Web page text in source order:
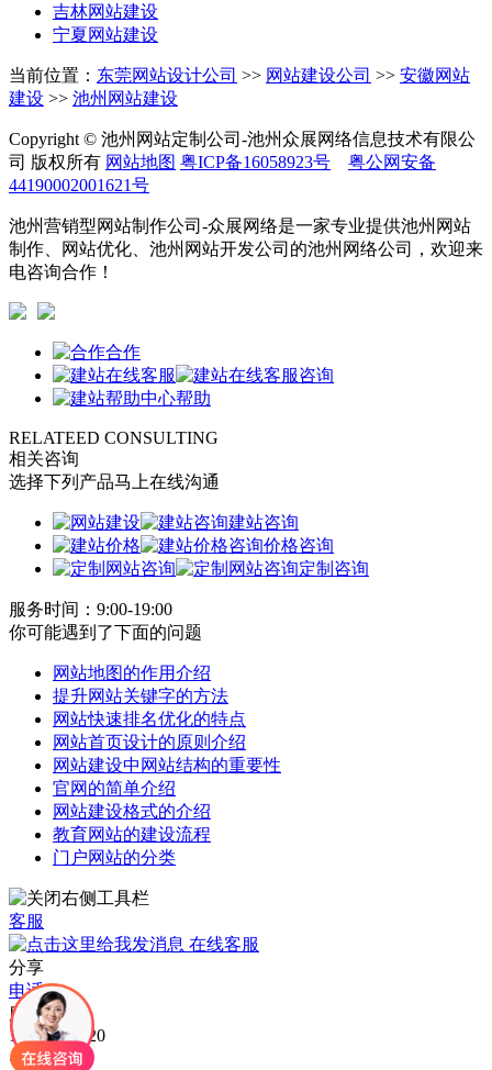
吉林网站建设
宁夏网站建设
当前位置： 东莞网站设计公司 >> 网站建设公司 >> 安徽网站
建设 >> 池州网站建设
Copyright © 池州网站定制公司-池州众展网络信息技术有限公
司 版权所有 网站地图 粤ICP备16058923号
粤公网安备
44190002001621号
池州营销型网站制作公司-众展网络是一家专业提供池州网站
制作、网站优化、池州网站开发公司的池州网络公司，欢迎来
电咨询合作！
合作
咨询
帮助
RELATEED CONSULTING
相关咨询
选择下列产品马上在线沟通
建站咨询
价格咨询
定制咨询
服务时间：9:00-19:00
你可能遇到了下面的问题
网站地图的作用介绍
提升网站关键字的方法
网站快速排名优化的特点
网站首页设计的原则介绍
网站建设中网站结构的重要性
官网的简单介绍
网站建设格式的介绍
教育网站的建设流程
门户网站的分类
客服
在线客服
分享
电话
服务电话：
15015300720
.